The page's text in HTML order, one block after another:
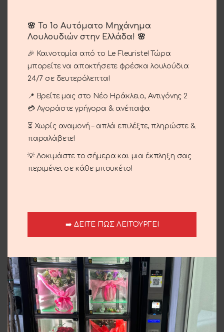
Μαγιάτικο Στεφάνι
20.00 €
Μαγιάτικο Στεφάνι Μαγιάτικο Στεφάνι
🌸 Το 1ο Αυτόματο Μηχάνημα
Λουλουδιών στην Ελλάδα! 🌸
🎉 Καινοτομία από το Le Fleuriste! Τώρα
μπορείτε να αποκτήσετε φρέσκα λουλούδια
24/7 σε δευτερόλεπτα!
📍 Βρείτε μας στο Νέο Ηράκλειο, Αντιγόνης 2
💳 Αγοράστε γρήγορα & ανέπαφα
⏳ Χωρίς αναμονή – απλά επιλέξτε, πληρώστε &
παραλάβετε!
💡 Δοκιμάστε το σήμερα και μια έκπληξη σας
περιμένει σε κάθε μπουκέτο!
➡️ ΔΕΙΤΕ ΠΩΣ ΛΕΙΤΟΥΡΓΕΙ